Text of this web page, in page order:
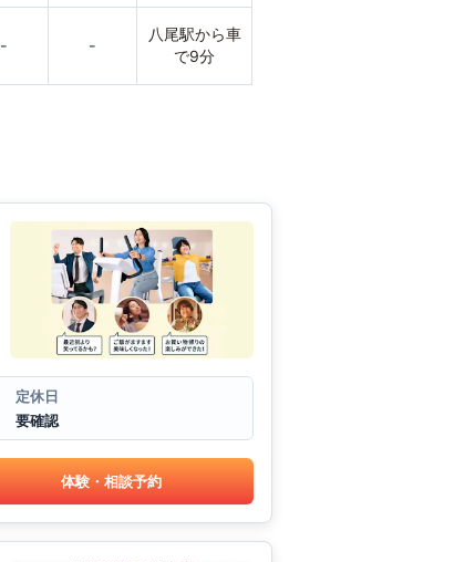
- -
八尾駅から車
で9分
定休日
要確認
体験・相談予約